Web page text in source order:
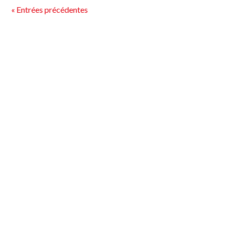
« Entrées précédentes